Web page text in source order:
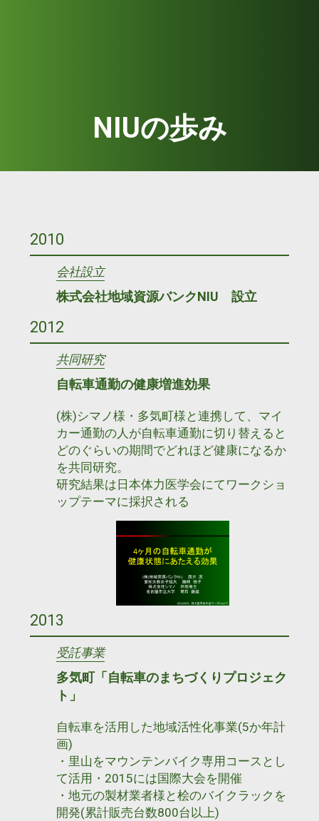
NIUの歩み
2010
会社設立
株式会社地域資源バンクNIU 設立
2012
共同研究
自転車通勤の健康増進効果
(株)シマノ様・多気町様と連携して、マイ
カー通勤の人が自転車通勤に切り替えると
どのぐらいの期間でどれほど健康になるか
を共同研究。
研究結果は日本体力医学会にてワークショ
ップテーマに採択される
2013
受託事業
多気町「自転車のまちづくりプロジェク
ト」
自転車を活用した地域活性化事業(5か年計
画)
・里山をマウンテンバイク専用コースとし
て活用・2015には国際大会を開催
・地元の製材業者様と桧のバイクラックを
開発(累計販売台数800台以上)